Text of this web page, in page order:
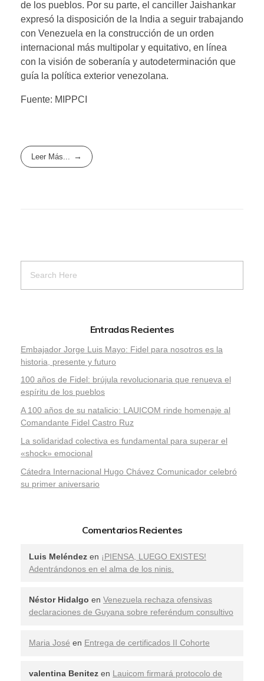
de los pueblos. Por su parte, el canciller Jaishankar
expresó la disposición de la India a seguir trabajando
con Venezuela en la construcción de un orden
internacional más multipolar y equitativo, en línea
con la visión de soberanía y autodeterminación que
guía la política exterior venezolana.
Fuente: MIPPCI
Leer Más...
Entradas Recientes
Embajador Jorge Luis Mayo: Fidel para nosotros es la
historia, presente y futuro
100 años de Fidel: brújula revolucionaria que renueva el
espíritu de los pueblos
A 100 años de su natalicio: LAUICOM rinde homenaje al
Comandante Fidel Castro Ruz
La solidaridad colectiva es fundamental para superar el
«shock» emocional
Cátedra Internacional Hugo Chávez Comunicador celebró
su primer aniversario
Comentarios Recientes
Luis Meléndez en ¡PIENSA, LUEGO EXISTES!
Adentrándonos en el alma de los ninis.
Néstor Hidalgo en Venezuela rechaza ofensivas
declaraciones de Guyana sobre referéndum consultivo
Maria José en Entrega de certificados II Cohorte
valentina Benitez en Lauicom firmará protocolo de